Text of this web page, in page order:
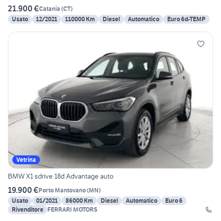
21.900 €Catania (CT)
Usato
12/2021 110000 Km Diesel Automatico Euro 6d-TEMP
Vetrina
BMW X1 sdrive 18d Advantage auto
19.900 €Porto Mantovano(MN)
Usato
01/2021 86000 Km Diesel Automatico
Euro 6
Rivenditore FERRARI MOTORS